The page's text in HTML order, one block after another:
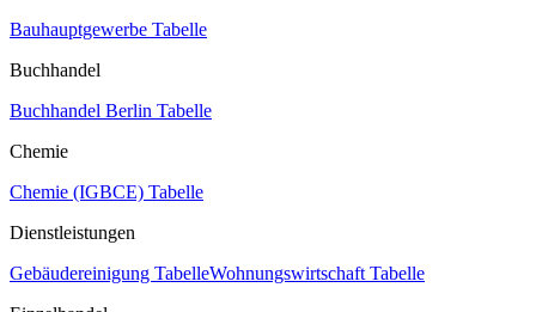
Bauhauptgewerbe Tabelle
Buchhandel
Buchhandel Berlin Tabelle
Chemie
Chemie (IGBCE) Tabelle
Dienstleistungen
Gebäudereinigung TabelleWohnungswirtschaft Tabelle